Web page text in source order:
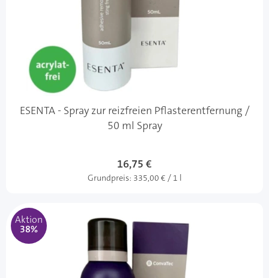
ESENTA - Spray zur reizfreien Pflasterentfernung /
50 ml Spray
16,75 €
Grundpreis: 335,00 € / 1 l
Aktion
38%